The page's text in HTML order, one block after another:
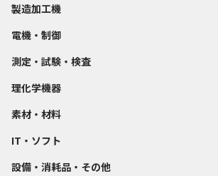
製造加工機
電機・制御
測定・試験・検査
理化学機器
素材・材料
IT・ソフト
設備・消耗品・その他